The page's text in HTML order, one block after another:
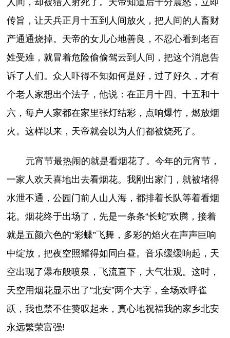
人间，却被猎人射死了。天帝知道后十分震怒，立即
传旨，让天兵正月十五到人间放火，把人间的人畜财
产通通烧掉。天帝的女儿心地善良，不忍心看到老百
姓受难，就冒着危险偷偷驾云到人间，把这个消息告
诉了人们。众人吓得不知如何是好，过了好久，才有
个老人家想出个法子，他说：在正月十四、十五和十
六，每户人家都在家里张灯结彩，点响爆竹，燃放烟
火。这样以来，天帝就会以为人们都被烧死了。
元宵节最热闹的就是看烟花了。今年的元宵节，
一家人欢天喜地出去看烟花。我刚出家门，就被堵得
水泄不通，公园门前人山人海，都排着长队等着看烟
花。烟花终于出场了，先是一条条“长蛇”欢腾，接着
就是五颜六色的“彩蝶”飞舞，多彩的焰火在声声巨响
中绽放，把夜空照耀得如同白昼。音乐缓缓响起，天
空出现了瀑布般喷泉，飞流直下，大气壮观。这时，
天空用烟花显示出了“北安”两个大字，全场欢呼雀
跃，我也禁不住赞叹起来，真心地祝福我的家乡北安
永远繁荣富强!